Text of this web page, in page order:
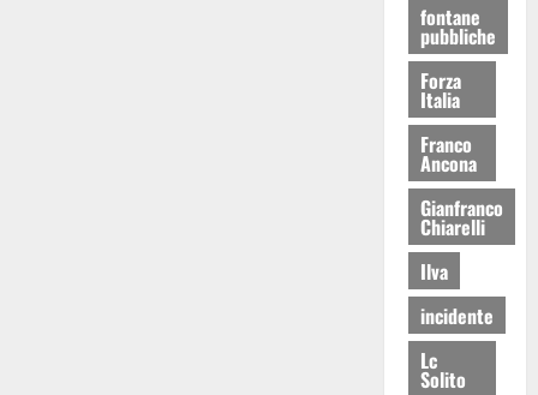
fontane
pubbliche
Forza
Italia
Franco
Ancona
Gianfranco
Chiarelli
Ilva
incidente
Lc
Solito